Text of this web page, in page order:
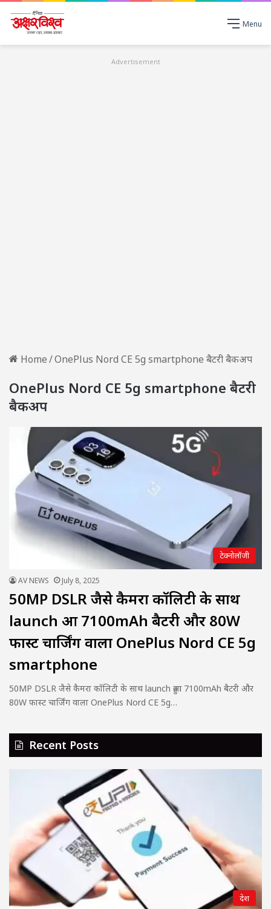
Menu
Advertisement
Home/OnePlus Nord CE 5g smartphone बैटरी बैकअप
OnePlus Nord CE 5g smartphone बैटरी
बैकअप
टेक्नोलॉजी
AV NEWS July 8, 2025
50MP DSLR जैसे कैमरा कॉलिटी के साथ
launch हुआ 7100mAh बैटरी और 80W
फास्ट चार्जिंग वाला OnePlus Nord CE 5g
smartphone
50MP DSLR जैसे कैमरा कॉलिटी के साथ launch हुआ 7100mAh बैटरी और
80W फास्ट चार्जिंग वाला OnePlus Nord CE 5g…
Recent Posts
देश